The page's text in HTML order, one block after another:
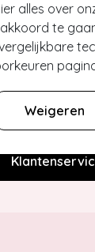
alles over
te
Weigeren